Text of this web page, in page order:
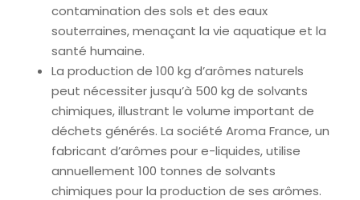
contamination des sols et des eaux
souterraines, menaçant la vie aquatique et la
santé humaine.
La production de 100 kg d’arômes naturels
peut nécessiter jusqu’à 500 kg de solvants
chimiques, illustrant le volume important de
déchets générés. La société Aroma France, un
fabricant d’arômes pour e-liquides, utilise
annuellement 100 tonnes de solvants
chimiques pour la production de ses arômes.